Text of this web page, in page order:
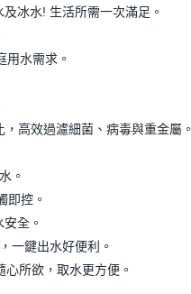
冰水! 生活所需一次滿足。
用水需求。
高效過濾細菌、病毒與重金屬。
。
即控。
全。
一鍵出水好便利。
所欲，取水更方便。